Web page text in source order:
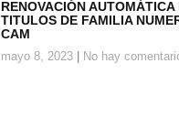
RENOVACIÓN AUTOMÁTICA
TITULOS DE FAMILIA
CAM
mayo 8, 2023 No hay